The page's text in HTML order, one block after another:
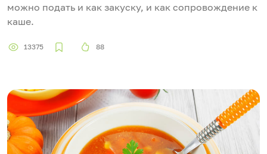
можно подать и как закуску, и как сопровождение к
каше.
13375 88